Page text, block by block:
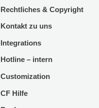
Rechtliches & Copyright
Kontakt zu uns
Integrations
Hotline – intern
Customization
CF Hilfe